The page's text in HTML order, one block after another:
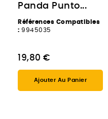
Panda Punto...
Références Compatibles
: 9945035
19,80 €
Ajouter Au Panier